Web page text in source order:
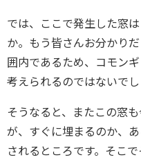
では、ここで発生した窓
か。もう皆さんお分かり
囲内であるため、コモン
考えられるのではないでし
そうなると、またこの窓
が、すぐに埋まるのか、
されるところです。そこ